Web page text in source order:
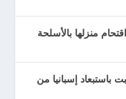
من العمر 20 عاماً واقتحام منزلها بالأسلحة
باستبعاد إسبانيا من